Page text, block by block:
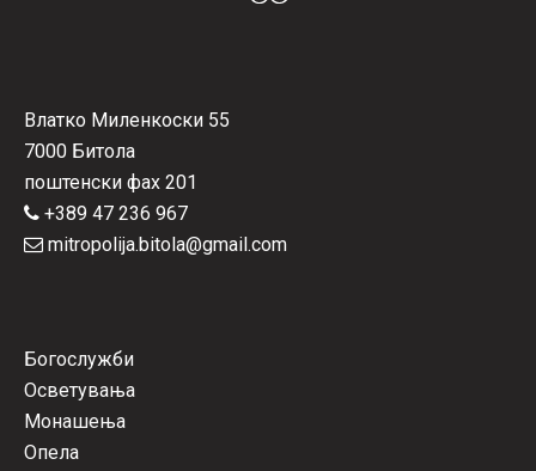
Влатко Миленкоски 55
7000 Битола
поштенски фах 201
+389 47 236 967
mitropolija.bitola@gmail.com
Богослужби
Осветувања
Монашења
Опела